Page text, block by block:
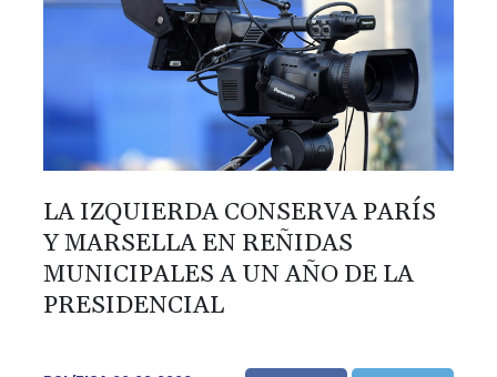
LA IZQUIERDA CONSERVA PARÍS
Y MARSELLA EN REÑIDAS
MUNICIPALES A UN AÑO DE LA
PRESIDENCIAL